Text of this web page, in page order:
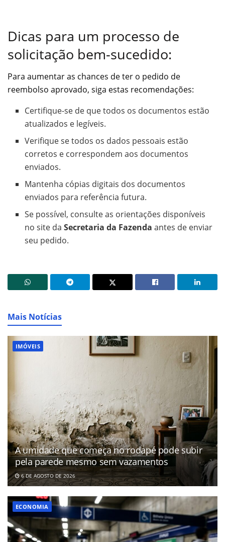
Dicas para um processo de
solicitação bem-sucedido:
Para aumentar as chances de ter o pedido de
reembolso aprovado, siga estas recomendações:
Certifique-se de que todos os documentos estão
atualizados e legíveis.
Verifique se todos os dados pessoais estão
corretos e correspondem aos documentos
enviados.
Mantenha cópias digitais dos documentos
enviados para referência futura.
Se possível, consulte as orientações disponíveis
no site daSecretaria da Fazenda antes de enviar
seu pedido.
Mais Notícias
IMÓVEIS
A umidade que começa no rodapé pode subir
pela parede mesmo sem vazamentos
6 DE AGOSTO DE 2026
ECONOMIA